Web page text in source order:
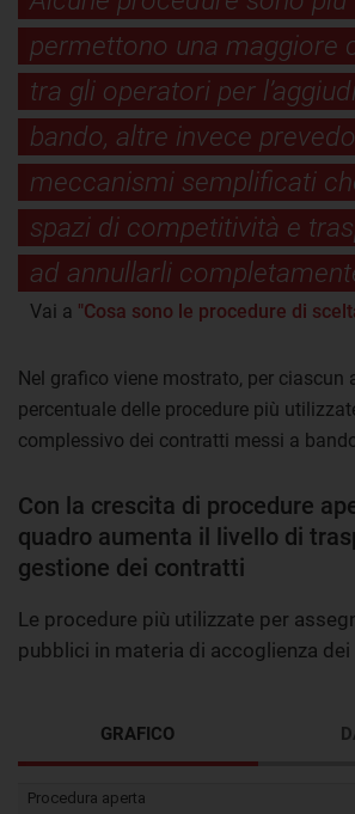
permettono una maggiore
tra gli operatori per
bando, altre invece
meccanismi semplificati
spazi di competitività e
ad annullarli
Vai a "Cosa sono le procedure di
Nel grafico viene mostrato, per ciascun
percentuale delle procedure più
complessivo dei contratti messi a
Con la crescita di procedure
quadro aumenta il livello di
gestione dei contratti
Le procedure più utilizzate per
pubblici in materia di accoglienza
GRAFICO